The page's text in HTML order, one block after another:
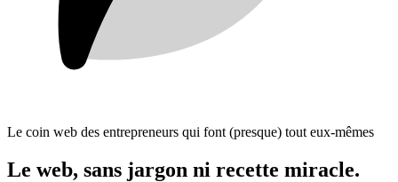
Le coin web des entrepreneurs qui font (presque) tout eux-mêmes
Le web, sans jargon ni recette miracle.